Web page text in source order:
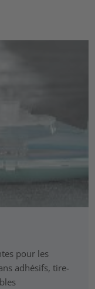
pour les
adhésifs, tire-